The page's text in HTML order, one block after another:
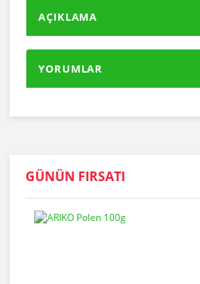
GÜNÜN FIRSATI
AÇIKLAMA
YORUMLAR